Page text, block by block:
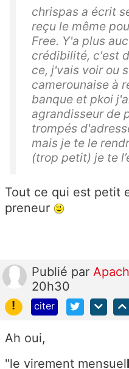
chrispas a écrit
reçu le même
Free. Y'a plus
crédibilité, c'est
ce, j'vais voir ou
camerounaise à
banque et pkoi
agrandisseur de
trompés
mais je te le
(trop petit) je te
Tout ce qui est petit
preneur
Publié par
20h30
!
citer
Ah oui,
"le virement mensuel